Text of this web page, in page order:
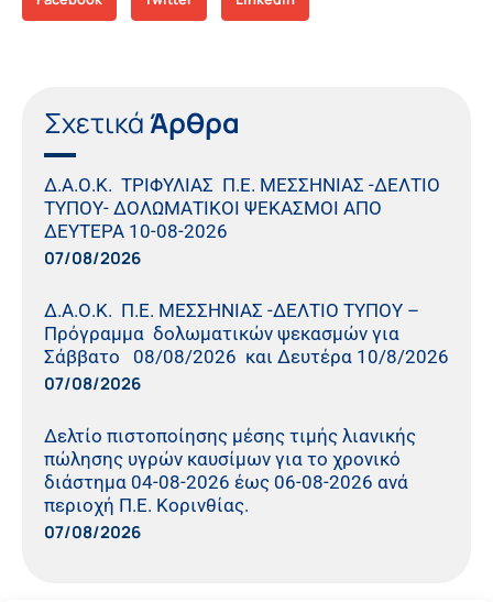
Σχετικά Άρθρα
Δ.Α.Ο.Κ. ΤΡΙΦΥΛΙΑΣ Π.Ε. ΜΕΣΣΗΝΙΑΣ -ΔΕΛΤΙΟ
ΤΥΠΟΥ- ΔΟΛΩΜΑΤΙΚΟΙ ΨΕΚΑΣΜΟΙ ΑΠΟ
ΔΕΥΤΕΡΑ 10-08-2026
07/08/2026
Δ.Α.Ο.Κ. Π.Ε. ΜΕΣΣΗΝΙΑΣ -ΔΕΛΤΙΟ ΤΥΠΟΥ –
Πρόγραμμα δολωματικών ψεκασμών για
Σάββατο 08/08/2026 και Δευτέρα 10/8/2026
07/08/2026
Δελτίο πιστοποίησης μέσης τιμής λιανικής
πώλησης υγρών καυσίμων για το χρονικό
διάστημα 04-08-2026 έως 06-08-2026 ανά
περιοχή Π.Ε. Κορινθίας.
07/08/2026